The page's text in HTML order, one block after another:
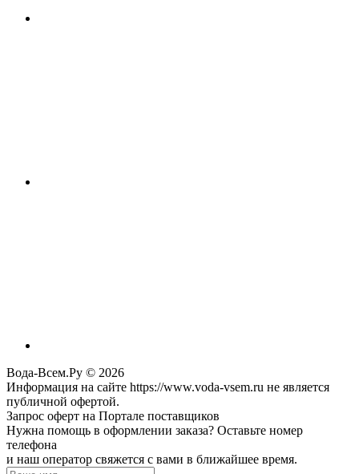
Вода-Всем.Ру © 2026
Информация на сайте https://www.voda-vsem.ru не является
публичной офертой.
Запрос оферт на Портале поставщиков
Нужна помощь в оформлении заказа? Оставьте номер
телефона
и наш оператор свяжется с вами в ближайшее время.